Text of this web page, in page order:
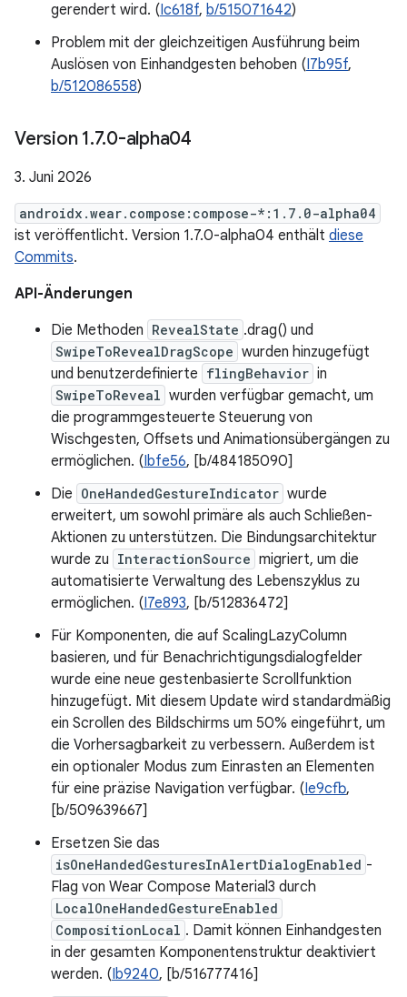
gerendert wird. (Ic618f, b/515071642)
Problem mit der gleichzeitigen Ausführung beim
Auslösen von Einhandgesten behoben (I7b95f,
b/512086558)
Version 1.7.0-alpha04
3. Juni 2026
androidx.wear.compose:compose-*:1.7.0-alpha04
ist veröffentlicht. Version 1.7.0-alpha04 enthält diese
Commits.
API-Änderungen
Die Methoden RevealState .drag() und
SwipeToRevealDragScope wurden hinzugefügt
und benutzerdefinierte flingBehavior in
SwipeToReveal wurden verfügbar gemacht, um
die programmgesteuerte Steuerung von
Wischgesten, Offsets und Animationsübergängen zu
ermöglichen. (Ibfe56, [b/484185090]
Die OneHandedGestureIndicator wurde
erweitert, um sowohl primäre als auch Schließen-
Aktionen zu unterstützen. Die Bindungsarchitektur
wurde zu InteractionSource migriert, um die
automatisierte Verwaltung des Lebenszyklus zu
ermöglichen. (I7e893, [b/512836472]
Für Komponenten, die auf ScalingLazyColumn
basieren, und für Benachrichtigungsdialogfelder
wurde eine neue gestenbasierte Scrollfunktion
hinzugefügt. Mit diesem Update wird standardmäßig
ein Scrollen des Bildschirms um 50% eingeführt, um
die Vorhersagbarkeit zu verbessern. Außerdem ist
ein optionaler Modus zum Einrasten an Elementen
für eine präzise Navigation verfügbar. (Ie9cfb,
[b/509639667]
Ersetzen Sie das
isOneHandedGesturesInAlertDialogEnabled -
Flag von Wear Compose Material3 durch
LocalOneHandedGestureEnabled
CompositionLocal . Damit können Einhandgesten
in der gesamten Komponentenstruktur deaktiviert
werden. (Ib9240, [b/516777416]